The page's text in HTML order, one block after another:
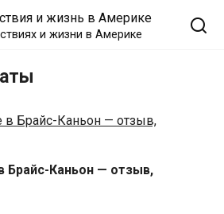
и жизни в Америке
Брайс-Каньон — отзыв,